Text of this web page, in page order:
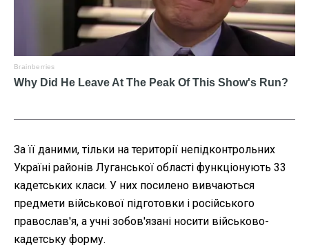
За її даними, тільки на території непідконтрольних
Україні районів Луганської області функціонують 33
кадетських класи. У них посилено вивчаються
предмети військової підготовки і російського
православ'я, а учні зобов'язані носити військово-
кадетську форму.